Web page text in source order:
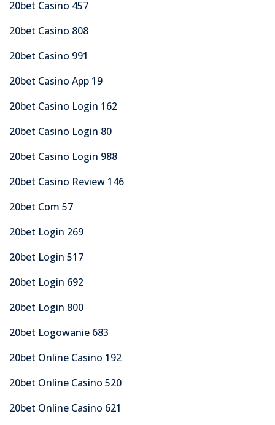
20bet Casino 457
20bet Casino 808
20bet Casino 991
20bet Casino App 19
20bet Casino Login 162
20bet Casino Login 80
20bet Casino Login 988
20bet Casino Review 146
20bet Com 57
20bet Login 269
20bet Login 517
20bet Login 692
20bet Login 800
20bet Logowanie 683
20bet Online Casino 192
20bet Online Casino 520
20bet Online Casino 621